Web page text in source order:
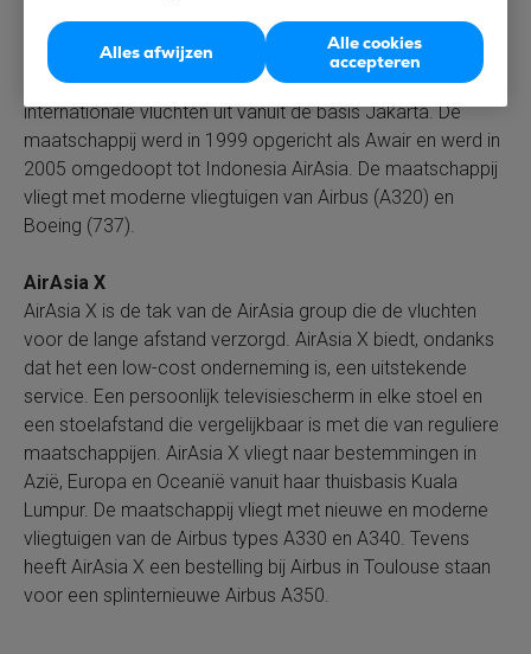
IndonesiaAirAsia (Indonesië)
De Indonesische tak van de AirAsia group is Indonesia
AirAsia. Deze maatschappij voert binnenlandse en
internationale vluchten uit vanuit de basis Jakarta. De
maatschappij werd in 1999 opgericht als Awair en werd in
2005 omgedoopt tot Indonesia AirAsia. De maatschappij
vliegt met moderne vliegtuigen van Airbus (A320) en
Boeing (737).
AirAsia X
AirAsia X is de tak van de AirAsia group die de vluchten
voor de lange afstand verzorgd. AirAsia X biedt, ondanks
dat het een low-cost onderneming is, een uitstekende
service. Een persoonlijk televisiescherm in elke stoel en
een stoelafstand die vergelijkbaar is met die van reguliere
maatschappijen. AirAsia X vliegt naar bestemmingen in
Azië, Europa en Oceanië vanuit haar thuisbasis Kuala
Lumpur. De maatschappij vliegt met nieuwe en moderne
vliegtuigen van de Airbus types A330 en A340. Tevens
heeft AirAsia X een bestelling bij Airbus in Toulouse staan
voor een splinternieuwe Airbus A350.
Alles afwijzen
Alle cookies
accepteren